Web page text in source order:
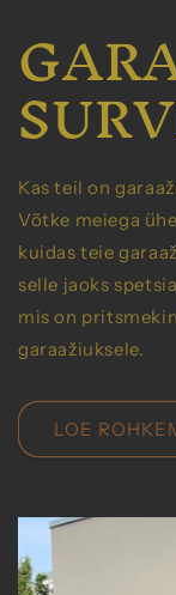
Kas teil on
Võtke meiega
kuidas teie
selle jaoks
mis on
garaažiuksele.
LOE